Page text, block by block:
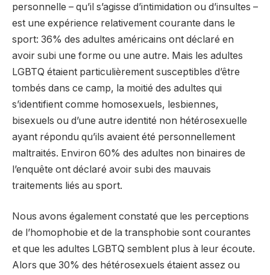
personnelle – qu’il s’agisse d’intimidation ou d’insultes –
est une expérience relativement courante dans le
sport: 36% des adultes américains ont déclaré en
avoir subi une forme ou une autre. Mais les adultes
LGBTQ étaient particulièrement susceptibles d’être
tombés dans ce camp, la moitié des adultes qui
s’identifient comme homosexuels, lesbiennes,
bisexuels ou d’une autre identité non hétérosexuelle
ayant répondu qu’ils avaient été personnellement
maltraités. Environ 60% des adultes non binaires de
l’enquête ont déclaré avoir subi des mauvais
traitements liés au sport.
Nous avons également constaté que les perceptions
de l’homophobie et de la transphobie sont courantes
et que les adultes LGBTQ semblent plus à leur écoute.
Alors que 30% des hétérosexuels étaient assez ou